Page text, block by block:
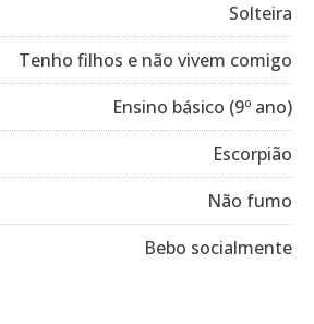
Solteira
Tenho filhos e não vivem comigo
Ensino básico (9º ano)
Escorpião
Não fumo
Bebo socialmente